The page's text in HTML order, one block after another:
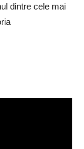
dintre cele mai